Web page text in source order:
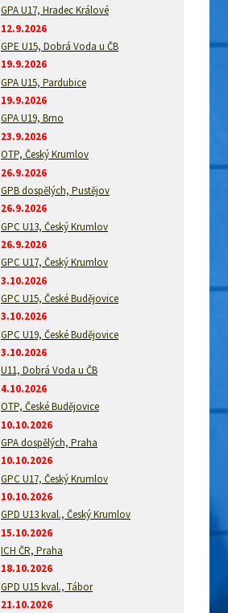
GPA U17, Hradec Králové
12.9.2026
GPE U15, Dobrá Voda u ČB
19.9.2026
GPA U15, Pardubice
19.9.2026
GPA U19, Brno
23.9.2026
OTP, Český Krumlov
26.9.2026
GPB dospělých, Pustějov
26.9.2026
GPC U13, Český Krumlov
26.9.2026
GPC U17, Český Krumlov
3.10.2026
GPC U15, České Budějovice
3.10.2026
GPC U19, České Budějovice
3.10.2026
U11, Dobrá Voda u ČB
4.10.2026
OTP, České Budějovice
10.10.2026
GPA dospělých, Praha
10.10.2026
GPC U17, Český Krumlov
10.10.2026
GPD U13 kval., Český Krumlov
15.10.2026
ICH ČR, Praha
18.10.2026
GPD U15 kval., Tábor
21.10.2026